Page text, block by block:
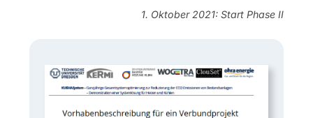
1. Oktober 2021: Start Phase II